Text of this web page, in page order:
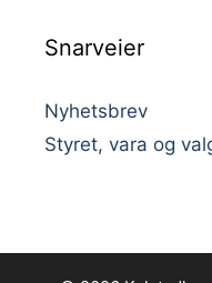
Snarveier
Nyhetsbrev
Styret, vara og